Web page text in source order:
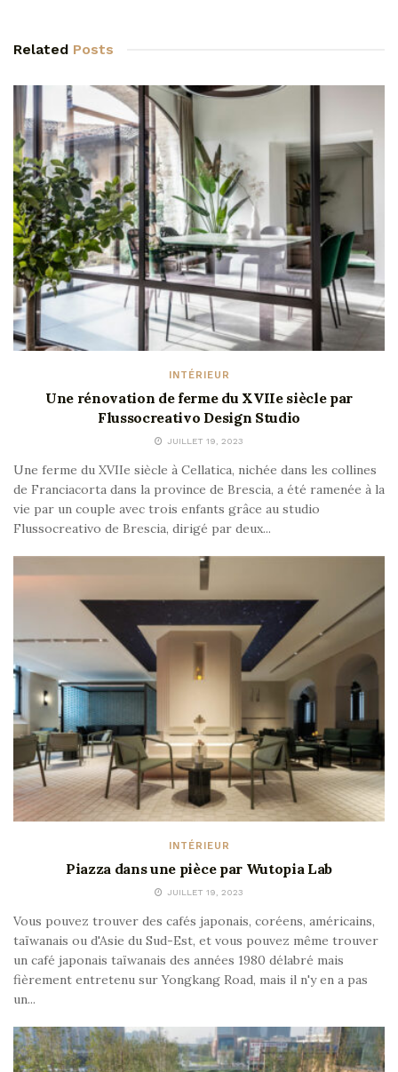
Related Posts
INTÉRIEUR
Une rénovation de ferme du XVIIe siècle par
Flussocreativo Design Studio
JUILLET 19, 2023
Une ferme du XVIIe siècle à Cellatica, nichée dans les collines
de Franciacorta dans la province de Brescia, a été ramenée à la
vie par un couple avec trois enfants grâce au studio
Flussocreativo de Brescia, dirigé par deux...
INTÉRIEUR
Piazza dans une pièce par Wutopia Lab
JUILLET 19, 2023
Vous pouvez trouver des cafés japonais, coréens, américains,
taïwanais ou d'Asie du Sud-Est, et vous pouvez même trouver
un café japonais taïwanais des années 1980 délabré mais
fièrement entretenu sur Yongkang Road, mais il n'y en a pas
un...